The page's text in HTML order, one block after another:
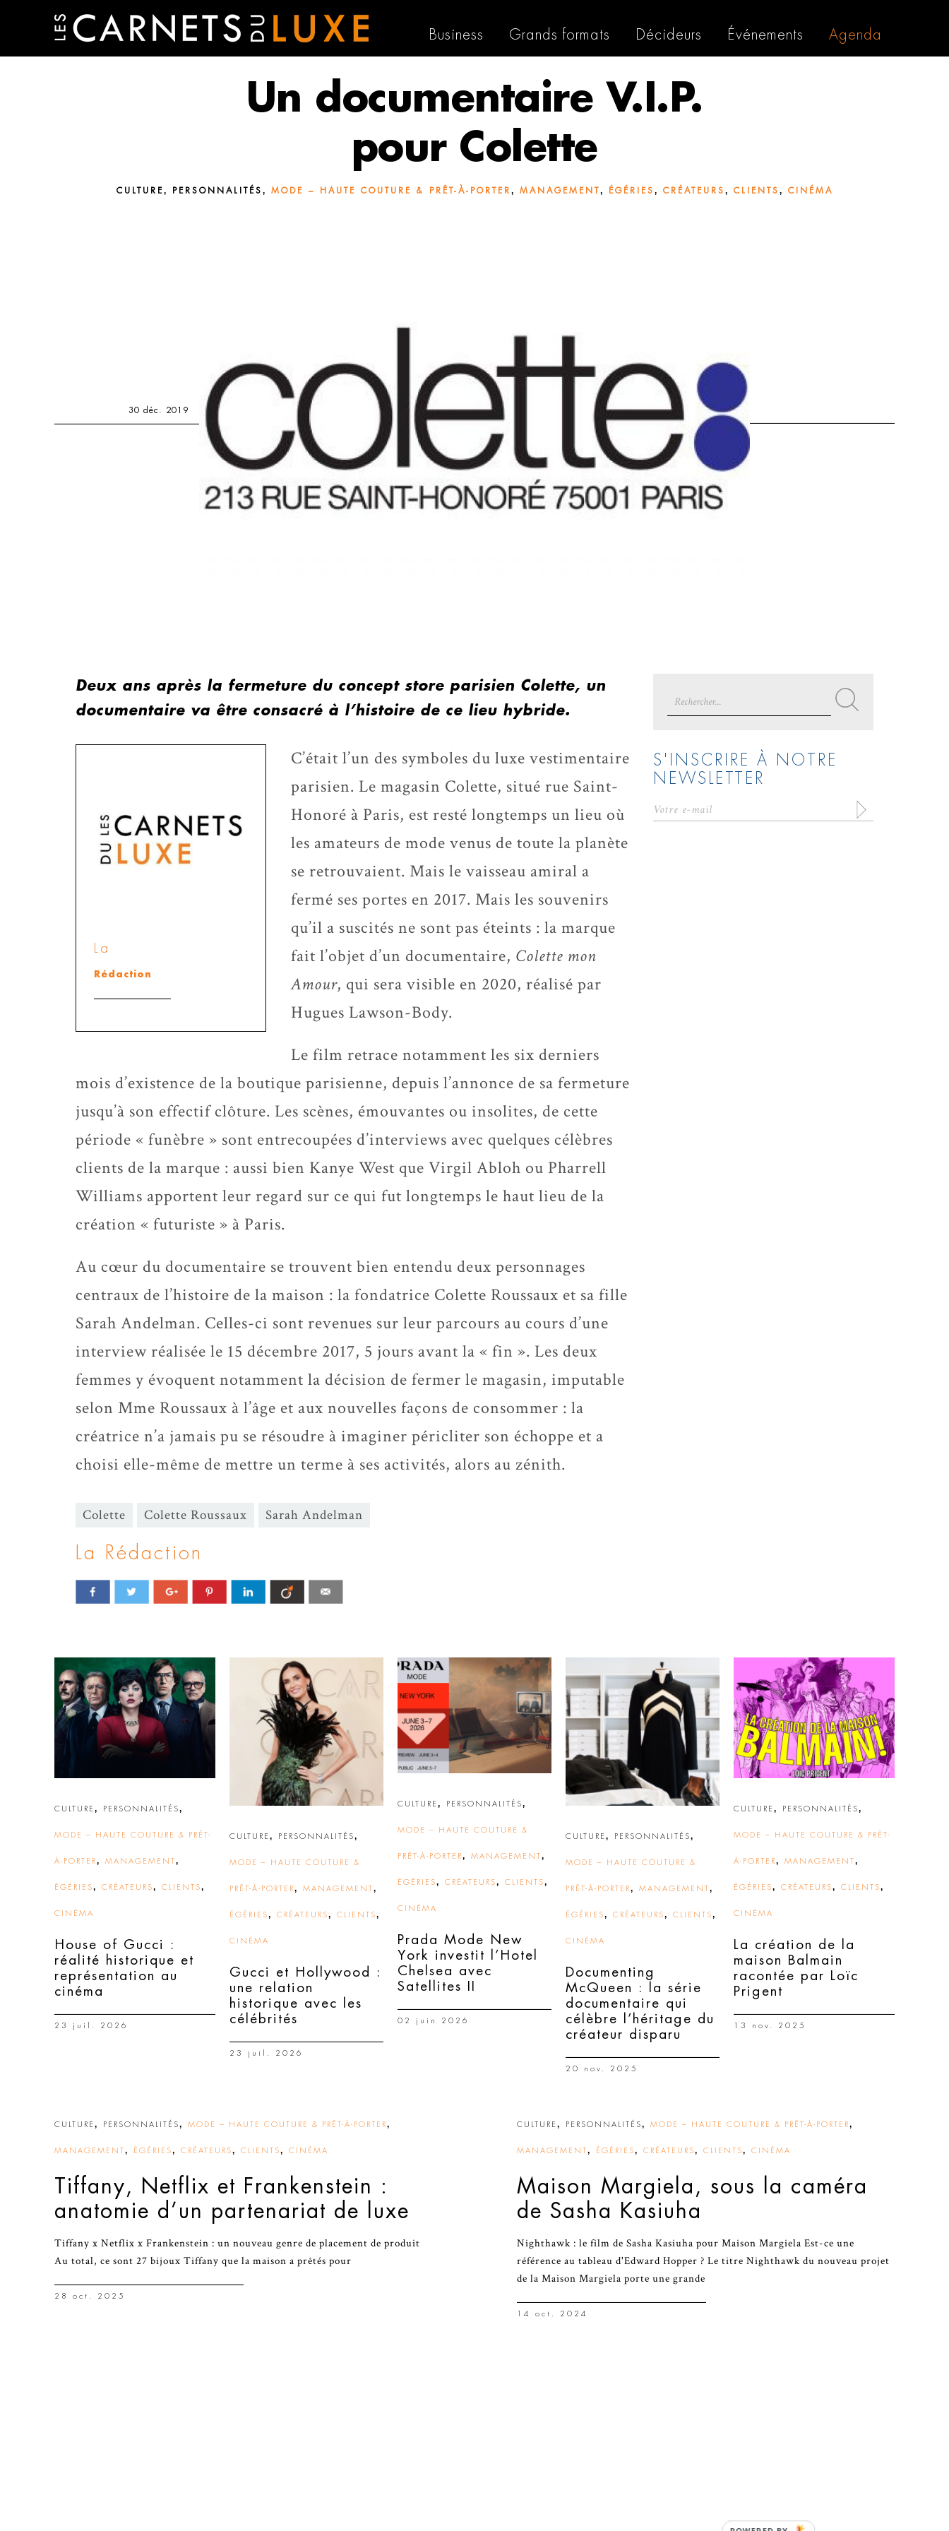
Business Grands formats Décideurs Événements Agenda
Un documentaire V.I.P.
pour Colette
CULTURE, PERSONNALITÉS , MODE – HAUTE COUTURE & PRÊT-À-PORTER , MANAGEMENT, ÉGÉRIES , CRÉATEURS , CLIENTS , CINÉMA
30 déc. 2019
Deux ans après la fermeture du concept store parisien Colette, un
documentaire va être consacré à l’histoire de ce lieu hybride.
La
Rédaction
C’était l’un des symboles du luxe vestimentaire
parisien. Le magasin Colette, situé rue Saint-
Honoré à Paris, est resté longtemps un lieu où
les amateurs de mode venus de toute la planète
se retrouvaient. Mais le vaisseau amiral a
fermé ses portes en 2017. Mais les souvenirs
qu’il a suscités ne sont pas éteints : la marque
fait l’objet d’un documentaire, Colette mon
Amour, qui sera visible en 2020, réalisé par
Hugues Lawson-Body.
Le film retrace notamment les six derniers
mois d’existence de la boutique parisienne, depuis l’annonce de sa fermeture
jusqu’à son effectif clôture. Les scènes, émouvantes ou insolites, de cette
période « funèbre » sont entrecoupées d’interviews avec quelques célèbres
clients de la marque : aussi bien Kanye West que Virgil Abloh ou Pharrell
Williams apportent leur regard sur ce qui fut longtemps le haut lieu de la
création « futuriste » à Paris.
Au cœur du documentaire se trouvent bien entendu deux personnages
centraux de l’histoire de la maison : la fondatrice Colette Roussaux et sa fille
Sarah Andelman. Celles-ci sont revenues sur leur parcours au cours d’une
interview réalisée le 15 décembre 2017, 5 jours avant la « fin ». Les deux
femmes y évoquent notamment la décision de fermer le magasin, imputable
selon Mme Roussaux à l’âge et aux nouvelles façons de consommer : la
créatrice n’a jamais pu se résoudre à imaginer péricliter son échoppe et a
choisi elle-même de mettre un terme à ses activités, alors au zénith.
Colette Colette Roussaux Sarah Andelman
La Rédaction
for:
S'INSCRIRE À NOTRE
NEWSLETTER
CULTURE , PERSONNALITÉS,
MODE – HAUTE COUTURE & PRÊT-
À-PORTER, MANAGEMENT,
ÉGÉRIES, CRÉATEURS, CLIENTS,
CINÉMA
House of Gucci :
réalité historique et
représentation au
cinéma
23 juil. 2026
CULTURE , PERSONNALITÉS,
MODE – HAUTE COUTURE &
PRÊT-À-PORTER, MANAGEMENT,
ÉGÉRIES, CRÉATEURS, CLIENTS,
CINÉMA
Gucci et Hollywood :
une relation
historique avec les
célébrités
23 juil. 2026
CULTURE , PERSONNALITÉS,
MODE – HAUTE COUTURE &
PRÊT-À-PORTER, MANAGEMENT,
ÉGÉRIES, CRÉATEURS, CLIENTS,
CINÉMA
Prada Mode New
York investit l’Hotel
Chelsea avec
Satellites II
02 juin 2026
CULTURE , PERSONNALITÉS,
MODE – HAUTE COUTURE &
PRÊT-À-PORTER, MANAGEMENT,
ÉGÉRIES, CRÉATEURS, CLIENTS,
CINÉMA
Documenting
McQueen : la série
documentaire qui
célèbre l’héritage du
créateur disparu
20 nov. 2025
CULTURE , PERSONNALITÉS,
MODE – HAUTE COUTURE & PRÊT-
À-PORTER, MANAGEMENT,
ÉGÉRIES, CRÉATEURS, CLIENTS,
CINÉMA
La création de la
maison Balmain
racontée par Loïc
Prigent
13 nov. 2025
CULTURE , PERSONNALITÉS, MODE – HAUTE COUTURE & PRÊT-À-PORTER,
MANAGEMENT, ÉGÉRIES, CRÉATEURS, CLIENTS, CINÉMA
Tiffany, Netflix et Frankenstein :
anatomie d’un partenariat de luxe
Tiffany x Netflix x Frankenstein : un nouveau genre de placement de produit
Au total, ce sont 27 bijoux Tiffany que la maison a prêtés pour
28 oct. 2025
CULTURE , PERSONNALITÉS, MODE – HAUTE COUTURE & PRÊT-À-PORTER,
MANAGEMENT, ÉGÉRIES, CRÉATEURS, CLIENTS, CINÉMA
Maison Margiela, sous la caméra
de Sasha Kasiuha
Nighthawk : le film de Sasha Kasiuha pour Maison Margiela Est-ce une
référence au tableau d'Edward Hopper ? Le titre Nighthawk du nouveau projet
de la Maison Margiela porte une grande
14 oct. 2024